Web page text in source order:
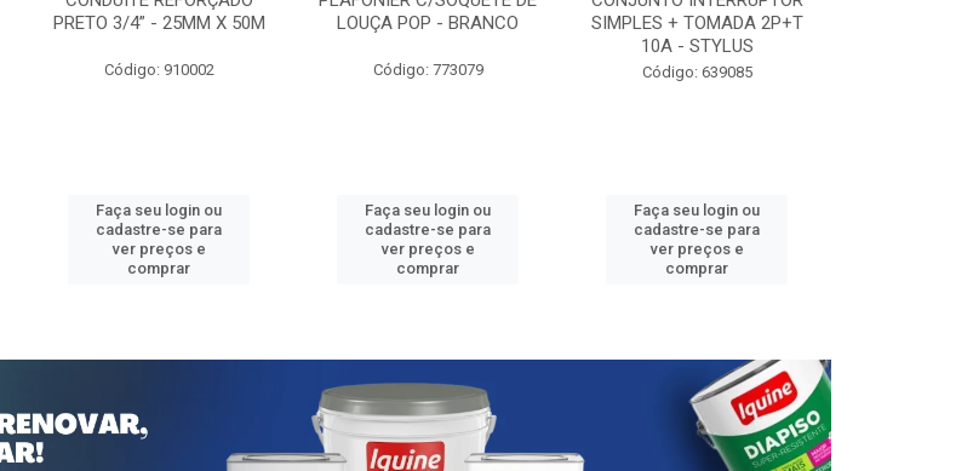
PRETO 3/4” - 25MM X 50M
Código: 910002
Faça seu login ou
cadastre-se para
ver preços e
comprar
LOUÇA POP - BRANCO
Código: 773079
Faça seu login ou
cadastre-se para
ver preços e
comprar
SIMPLES + TOMADA 2P+T
10A - STYLUS
Código: 639085
Faça seu login ou
cadastre-se para
ver preços e
comprar